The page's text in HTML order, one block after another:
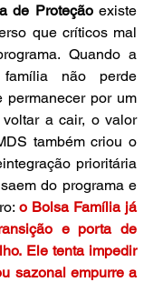
de Proteção existe
que críticos mal
Quando a
não perde
permanecer por um
a cair, o valor
prioritária
do programa e
o Bolsa Família já
e porta de
Ele tenta impedir
sazonal empurre a